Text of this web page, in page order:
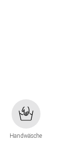
Handwäsche